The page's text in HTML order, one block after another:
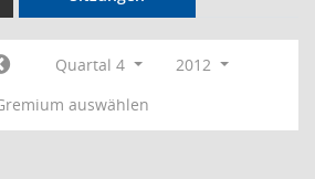
Quartal 4
2012
auswählen